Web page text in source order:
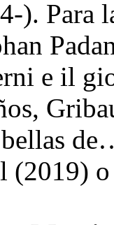
). Para
e il
(2019)